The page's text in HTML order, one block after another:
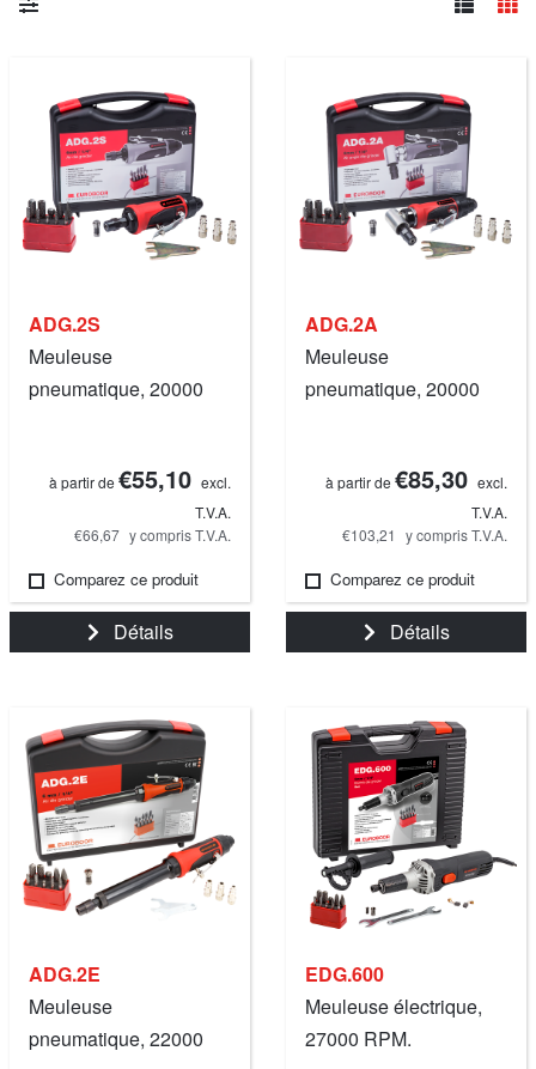
ADG.2S
Meuleuse
pneumatique, 20000
à partir de €55,10 excl.
T.V.A.
€66,67 y compris T.V.A.
Comparez ce produit
Détails
ADG.2A
Meuleuse
pneumatique, 20000
à partir de €85,30 excl.
T.V.A.
€103,21 y compris T.V.A.
Comparez ce produit
Détails
ADG.2E
Meuleuse
pneumatique, 22000
EDG.600
Meuleuse électrique,
27000 RPM.